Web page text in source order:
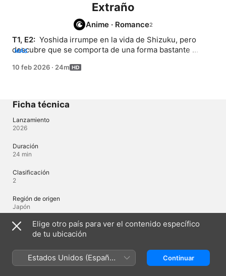
Extraño
Anime · Romance
T1, E2: Yoshida irrumpe en la vida de Shizuku, pero
descubre que se comporta de una forma bastante
MÁS
10 feb 2026 · 24m
Ficha técnica
Lanzamiento
2026
Duración
24 min
Clasificación
2
Región de origen
Japón
Idiomas
Audio original
Japonés, Japonés (Japón)
Elige otro país para ver el contenido específico
de tu ubicación
Estados Unidos (Español
México)
Continuar